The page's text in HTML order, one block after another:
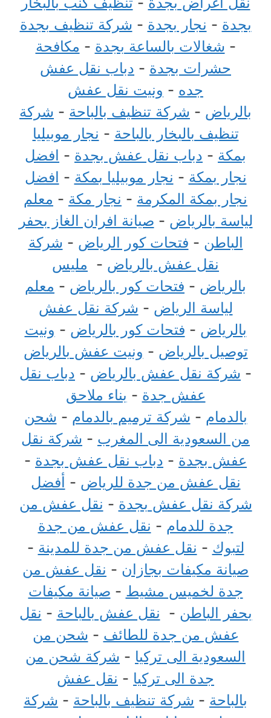
بجدة - نجار بجدة - شركة تنظيف بجدة
- شغالات بالساعة بجدة - مكافحة
حشرات بجدة - دباب نقل عفش
جده - ونيت نقل عفش
بالرياض - شركة تنظيف بالباحة - شركة
تنظيف بالبخار بالباحة - نجار موبيليا
بمكة - دباب نقل عفش بجدة - افضل
نجار بمكة - نجار موبيليا بمكة - افضل
نجار بمكة المكرمة - نجار مكة - معلم
لياسة بالرياض - صيانة افران الغاز بحفر
الباطن - فتحات كور الرياض - شركة
نقل عفش بالرياض - مليس
بالرياض - فتحات كور بالرياض - معلم
لياسة الرياض - شركة نقل عفش
بالرياض - فتحات كور بالرياض - ونيت
توصيل بالرياض - ونيت عفش بالرياض
- شركة نقل عفش بالرياض - دباب نقل
عفش جدة - بناء ملاحق
بالدمام - شركة ترميم بالدمام - شحن
من السعودية الى المغرب - شركة نقل
عفش بجدة - دباب نقل عفش بجدة -
نقل عفش من جدة للرياض - أفضل
شركة نقل عفش بجدة - نقل عفش من
جدة للدمام - نقل عفش من جدة
لتبوك - نقل عفش من جدة للمدينة -
صيانة مكيفات بجازان - نقل عفش من
جدة لخميس مشيط - صيانة مكيفات
بحفر الباطن - نقل عفش بالباحة - نقل
عفش من جدة للطائف - شحن من
السعودية الى تركيا - شركة شحن من
جدة الى تركيا - نقل عفش
بالباحة - شركة تنظيف بالباحة - شركة